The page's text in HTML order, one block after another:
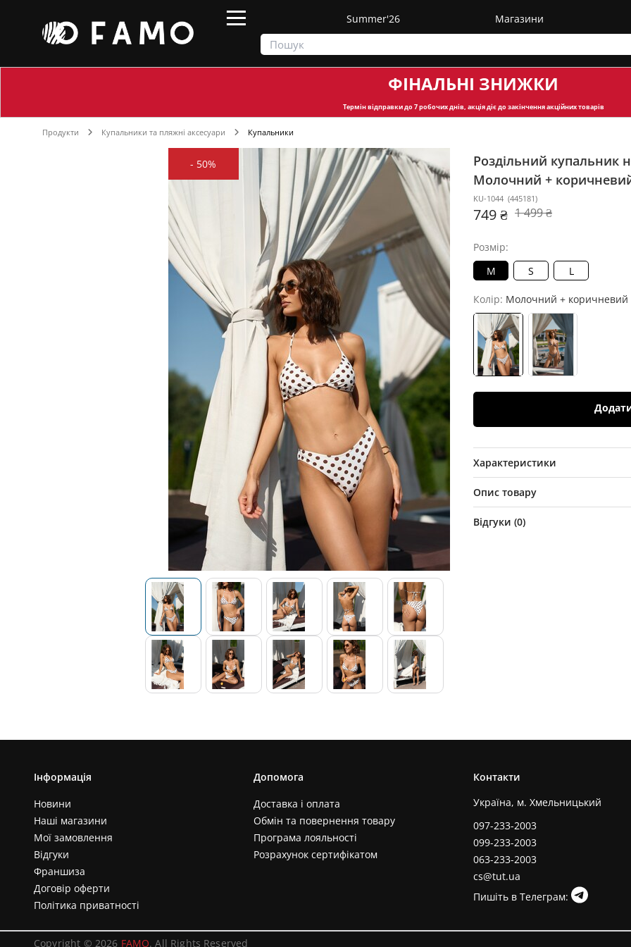
Summer'26 Магазини
ФІНАЛЬНІ ЗНИЖКИ
Термін відправкидо 7 робочих днів, акція діє до закінчення акційних товарів
Продукти Купальники та пляжні аксесуари Купальники
- 50%
Роздільний купальник
Молочний +
KU-1044 (445181)
749 ₴ 1 499 ₴
Розмір:
M
S L
Колір: Молочний + коричневий
Характеристики
Опис товару
Відгуки (0)
Інформація
Новини
Наші магазини
Мої замовлення
Відгуки
Франшиза
Договір оферти
Політика приватності
Допомога
Доставка і оплата
Обмін та повернення товару
Програма лояльності
Розрахунок сертифікатом
Контакти
Україна, м. Хмельницький
097-233-2003
099-233-2003
063-233-2003
cs@tut.ua
Пишіть в Телеграм:
Copyright © 2026 FAMO. All Rights Reserved